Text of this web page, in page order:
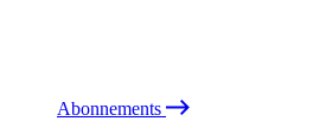
Abonnements